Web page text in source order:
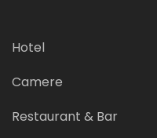
Hotel
Camere
Restaurant & Bar